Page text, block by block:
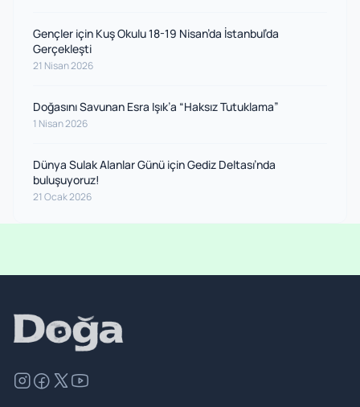
Gençler için Kuş Okulu 18-19 Nisan’da İstanbul’da
Gerçekleşti
21 Nisan 2026
Doğasını Savunan Esra Işık’a “Haksız Tutuklama”
1 Nisan 2026
Dünya Sulak Alanlar Günü için Gediz Deltası’nda
buluşuyoruz!
21 Ocak 2026